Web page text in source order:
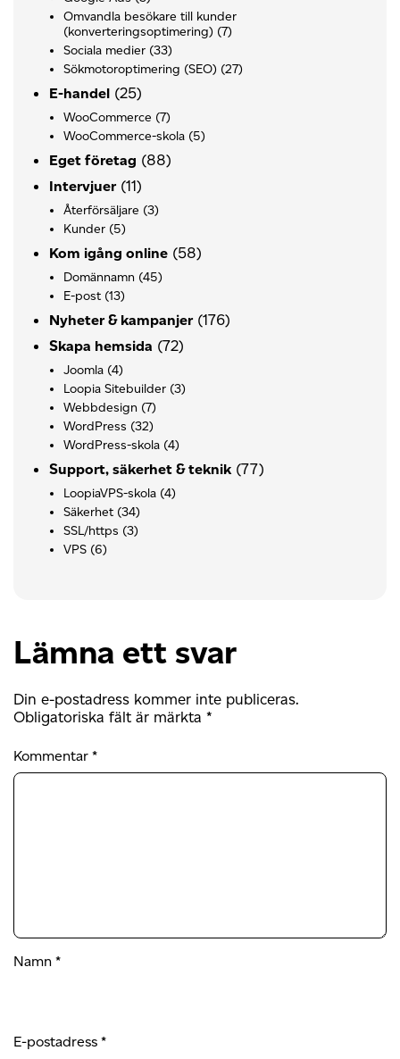
Omvandla besökare till kunder
(konverteringsoptimering) (7)
Sociala medier (33)
Sökmotoroptimering (SEO) (27)
E-handel (25)
WooCommerce (7)
WooCommerce-skola (5)
Eget företag (88)
Intervjuer (11)
Återförsäljare (3)
Kunder (5)
Kom igång online (58)
Domännamn (45)
E-post (13)
Nyheter & kampanjer (176)
Skapa hemsida (72)
Joomla (4)
Loopia Sitebuilder (3)
Webbdesign (7)
WordPress (32)
WordPress-skola (4)
Support, säkerhet & teknik (77)
LoopiaVPS-skola (4)
Säkerhet (34)
SSL/https (3)
VPS (6)
Lämna ett svar
Din e-postadress kommer inte publiceras.
Obligatoriska fält är märkta *
Kommentar *
Namn *
E-postadress *